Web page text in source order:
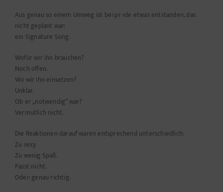
Aus genau so einem Umweg ist bei pr-ide etwas entstanden, das
nicht geplant war:
ein Signature Song.
Wofür wir ihn brauchen?
Noch offen.
Wo wir ihn einsetzen?
Unklar.
Ob er „notwendig“ war?
Vermutlich nicht.
Die Reaktionen darauf waren entsprechend unterschiedlich:
Zu sexy.
Zu wenig Spaß.
Passt nicht.
Oder: genau richtig.